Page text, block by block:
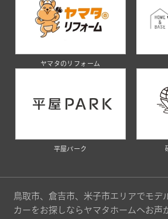
ヤマタのリフォーム
平屋パーク
鳥取市、倉吉市、米子市エリアでモデ
カーをお探しならヤマタホームへお声